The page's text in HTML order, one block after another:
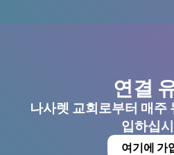
연결
나사렛 교회로부터 매주
입하십
여기에 가